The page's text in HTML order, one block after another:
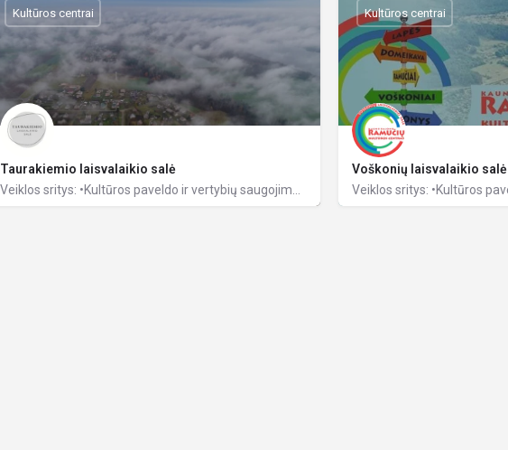
Taurakiemio laisvalaikio salė
Veiklos sritys: •Kultūros paveldo ir vertybių saugojimas; •Kultūrinių paslaugų organizavimas; •Mėgėjų…
Kultūros centrai
Voškonių laisvalaikio salė
Kultūros centrai